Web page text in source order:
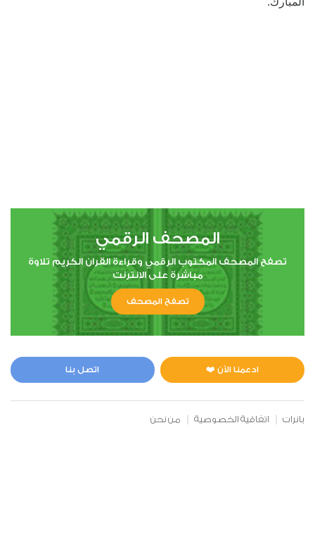
المصحف الرقمي
تصفح المصحف المكتوب الرقمي وقراءة القران الكريم تلاوة
مباشرة على الانترنت
تصفح المصحف
ادعمنا الآن ❤️ اتصل بنا
بانرات اتفاقية الخصوصية من نحن